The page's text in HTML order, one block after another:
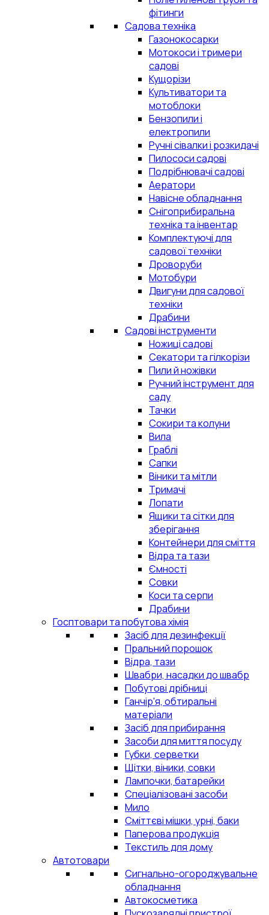
фітинги
Садова техніка
Газонокосарки
Мотокоси і тримери
садові
Кущорізи
Культиватори та
мотоблоки
Бензопили і
електропили
Ручні сівалки і розкидачі
Пилососи садові
Подрібнювачі садові
Аератори
Навісне обладнання
Снігоприбиральна
техніка та інвентар
Комплектуючі для
садової техніки
Дроворуби
Мотобури
Двигуни для садової
техніки
Драбини
Садові інструменти
Ножиці садові
Секатори та гілкорізи
Пили й ножівки
Ручний інструмент для
саду
Тачки
Сокири та колуни
Вила
Граблі
Сапки
Віники та мітли
Тримачі
Лопати
Ящики та сітки для
зберігання
Контейнери для сміття
Відра та тази
Ємності
Совки
Коси та серпи
Драбини
Госптовари та побутова хімія
Засіб для дезинфекції
Пральний порошок
Відра, тази
Швабри, насадки до швабр
Побутові дрібниці
Ганчір'я, обтиральні
матеріали
Засіб для прибирання
Засоби для миття посуду
Губки, серветки
Щітки, віники, совки
Лампочки, батарейки
Спеціалізовані засоби
Мило
Сміттєві мішки, урні, баки
Паперова продукція
Текстиль для дому
Автотовари
Сигнально-огороджувальне
обладнання
Автокосметика